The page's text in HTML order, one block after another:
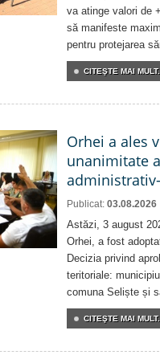
va atinge valori de
să manifeste
pentru protejarea
CITEŞTE MAI MULT...
Orhei a ales
unanimitate
Publicat: 03.08.2026
Astăzi, 3 august
Orhei, a fost
Decizia privind
teritoriale:
comuna Seliște și
CITEŞTE MAI MULT...